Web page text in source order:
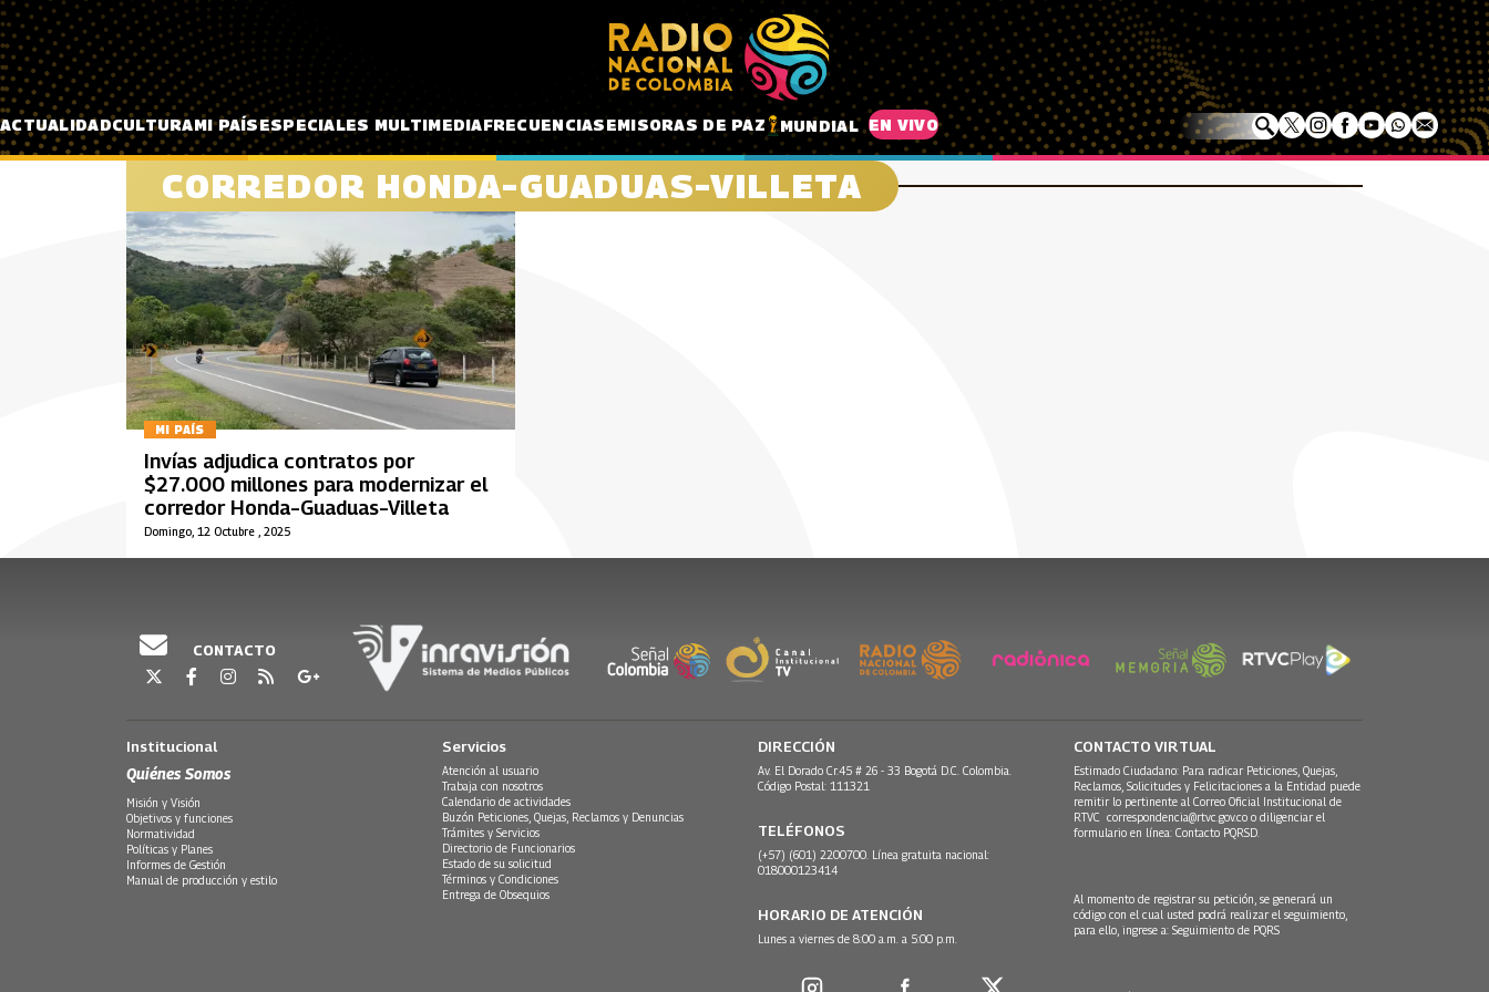
Pasar al contenido principal
ACTUALIDADCULTURAMI PAÍSESPECIALES MULTIMEDIAFRECUENCIASEMISORAS DE PAZ MUNDIAL EN VIVO
CORREDOR HONDA–GUADUAS–VILLETA
MI PAÍS
Domingo, 12 Octubre , 2025
Invías adjudica contratos por
$27.000 millones para modernizar el
corredor Honda–Guaduas–Villeta
CONTACTO
Institucional
Quiénes Somos
Misión y Visión
Objetivos y funciones
Normatividad
Políticas y Planes
Informes de Gestión
Manual de producción y estilo
Servicios
Atención al usuario
Trabaja con nosotros
Calendario de actividades
Buzón Peticiones, Quejas, Reclamos y Denuncias
Trámites y Servicios
Directorio de Funcionarios
Estado de su solicitud
Términos y Condiciones
Entrega de Obsequios
DIRECCIÓN
Av. El Dorado Cr.45 # 26 - 33 Bogotá D.C. Colombia.
Código Postal: 111321
TELÉFONOS
(+57) (601) 2200700. Línea gratuita nacional:
018000123414
HORARIO DE ATENCIÓN
Lunes a viernes de 8:00 a.m. a 5:00 p.m.
CONTACTO VIRTUAL
Estimado Ciudadano: Para radicar Peticiones, Quejas,
Reclamos, Solicitudes y Felicitaciones a la Entidad puede
remitir lo pertinente al Correo Oficial Institucional de
RTVC correspondencia@rtvc.gov.co o diligenciar el
formulario en línea: Contacto PQRSD.
Al momento de registrar su petición, se generará un
código con el cual usted podrá realizar el seguimiento,
para ello, ingrese a: Seguimiento de PQRS